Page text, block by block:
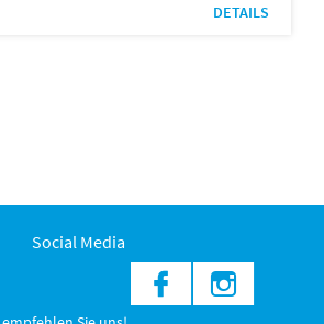
DETAILS
Social Media